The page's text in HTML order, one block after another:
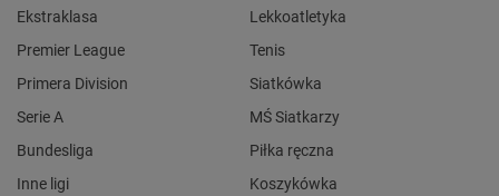
Ekstraklasa
Premier League
Primera Division
Serie A
Bundesliga
Inne ligi
Lekkoatletyka
Tenis
Siatkówka
MŚ Siatkarzy
Piłka ręczna
Koszykówka